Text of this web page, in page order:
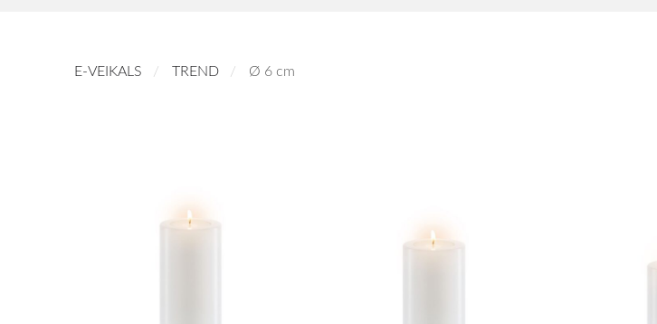
E-VEIKALS TREND Ø 6 cm